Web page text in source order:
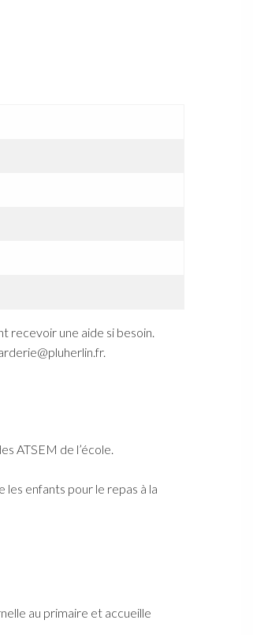
recevoir une aide si besoin.
ATSEM de l’école.
les enfants pour le repas à la
au primaire et accueille